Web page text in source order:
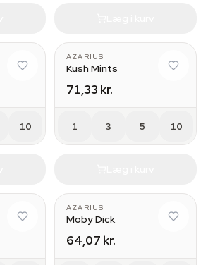
10
AZARIUS
Kush Mints
71,33 kr.
1 3 5 10
AZARIUS
Moby Dick
64,07 kr.